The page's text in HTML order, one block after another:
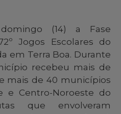
(14) a Fase
Jogos Escolares do
em Terra Boa. Durante
recebeu mais de
mais de 40 municípios
e Centro-Noroeste do
que envolveram